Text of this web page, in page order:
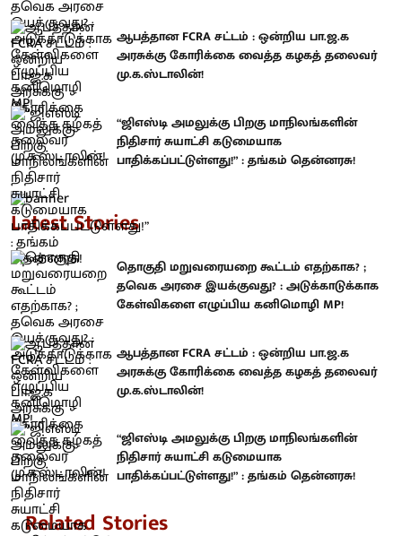
ஆபத்தான FCRA சட்டம் : ஒன்றிய பா.ஜ.க
அரசுக்கு கோரிக்கை வைத்த கழகத் தலைவர்
மு.க.ஸ்டாலின்!
“ஜிஎஸ்டி அமலுக்கு பிறகு மாநிலங்களின்
நிதிசார் சுயாட்சி கடுமையாக
பாதிக்கப்பட்டுள்ளது!” : தங்கம் தென்னரசு!
Latest Stories
தொகுதி மறுவரையறை கூட்டம் எதற்காக? ;
தவெக அரசை இயக்குவது? : அடுக்காடுக்காக
கேள்விகளை எழுப்பிய கனிமொழி MP!
ஆபத்தான FCRA சட்டம் : ஒன்றிய பா.ஜ.க
அரசுக்கு கோரிக்கை வைத்த கழகத் தலைவர்
மு.க.ஸ்டாலின்!
“ஜிஎஸ்டி அமலுக்கு பிறகு மாநிலங்களின்
நிதிசார் சுயாட்சி கடுமையாக
பாதிக்கப்பட்டுள்ளது!” : தங்கம் தென்னரசு!
Related Stories